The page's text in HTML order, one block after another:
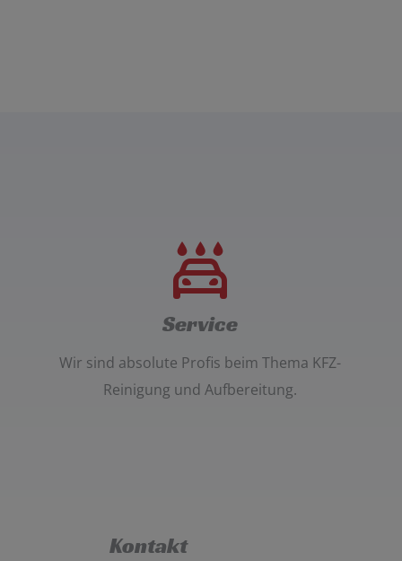
Service
Wir sind absolute Profis beim Thema KFZ-
Reinigung und Aufbereitung.
Kontakt